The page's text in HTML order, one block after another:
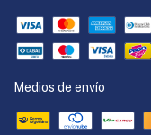
Medios de envío